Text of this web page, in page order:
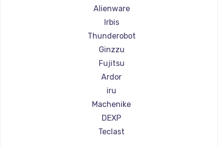
Заказать
Заказать
Заказать
Alienware
Irbis
Thunderobot
Ginzzu
Fujitsu
Ardor
iru
Machenike
DEXP
Teclast